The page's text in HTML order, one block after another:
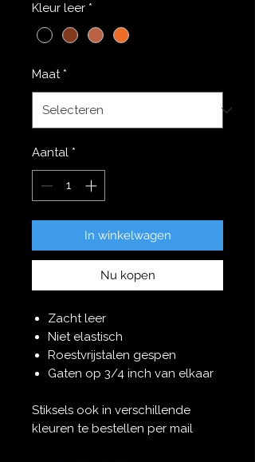
Kleur leer *
Maat *
Aantal *
In winkelwagen
Nu kopen
Zacht leer
Niet elastisch
Roestvrijstalen gespen
Gaten op 3/4 inch van elkaar
Stiksels ook in verschillende
kleuren te bestellen per mail